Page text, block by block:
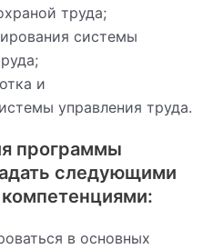
труда;
системы
и
управления труда.
программы
следующими
в основных